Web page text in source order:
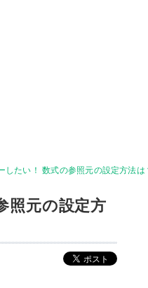
したい！ 数式の参照元の設定方法は
照元の設定方